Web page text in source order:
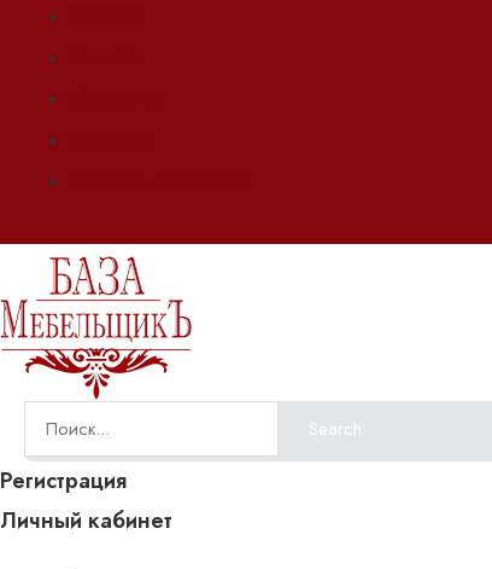
Search
Регистрация
Личный кабинет